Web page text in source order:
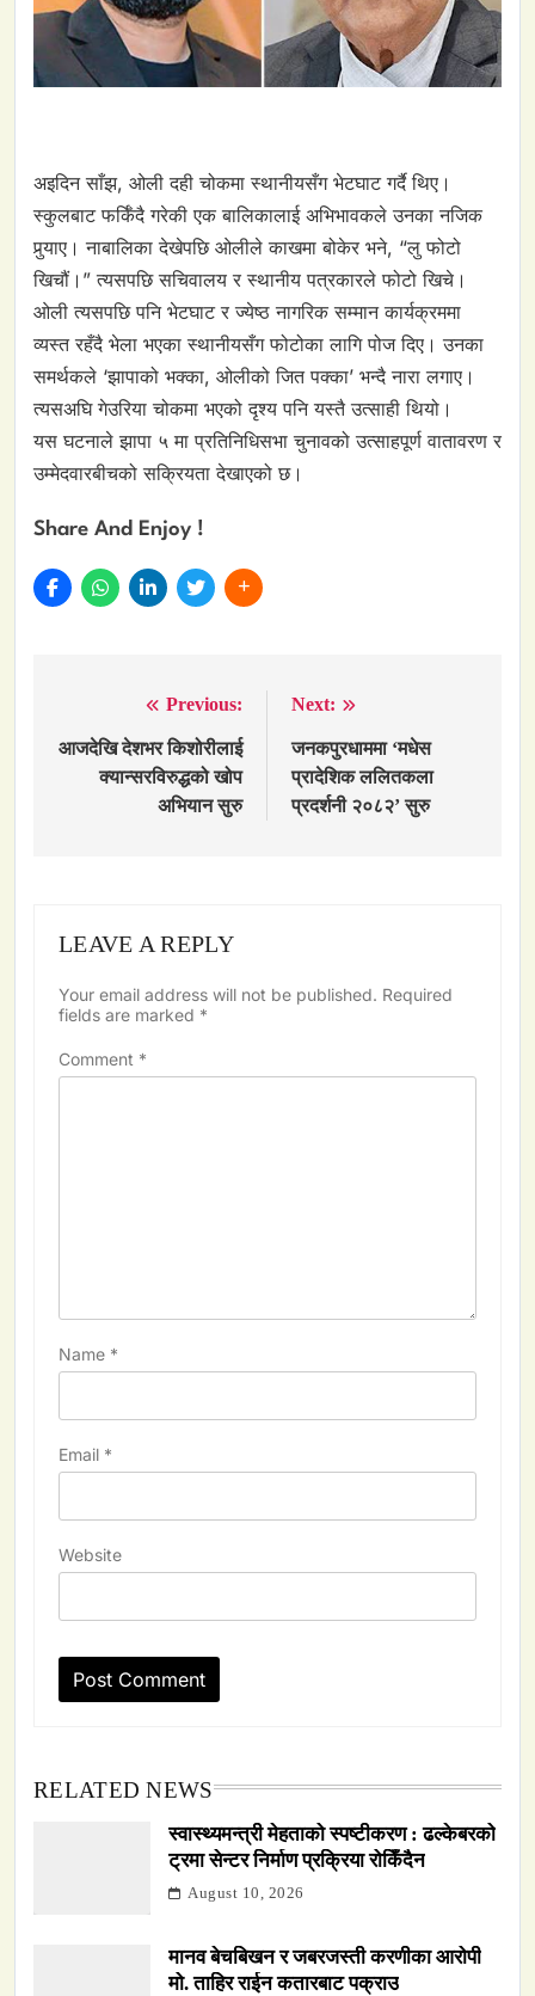
अइदिन साँझ, ओली दही चोकमा स्थानीयसँग भेटघाट गर्दै थिए।
स्कुलबाट फर्किँदै गरेकी एक बालिकालाई अभिभावकले उनका नजिक
पुर्‍याए। नाबालिका देखेपछि ओलीले काखमा बोकेर भने, “लु फोटो
खिचौं।” त्यसपछि सचिवालय र स्थानीय पत्रकारले फोटो खिचे।
ओली त्यसपछि पनि भेटघाट र ज्येष्ठ नागरिक सम्मान कार्यक्रममा
व्यस्त रहँदै भेला भएका स्थानीयसँग फोटोका लागि पोज दिए। उनका
समर्थकले ‘झापाको भक्का, ओलीको जित पक्का’ भन्दै नारा लगाए।
त्यसअघि गेउरिया चोकमा भएको दृश्य पनि यस्तै उत्साही थियो।
यस घटनाले झापा ५ मा प्रतिनिधिसभा चुनावको उत्साहपूर्ण वातावरण र
उम्मेदवारबीचको सक्रियता देखाएको छ।
Share And Enjoy !
navigation
Previous:
आजदेखि देशभर किशोरीलाई
क्यान्सरविरुद्धको खोप
अभियान सुरु
Next:
जनकपुरधाममा ‘मधेस
प्रादेशिक ललितकला
प्रदर्शनी २०८२’ सुरु
LEAVE A REPLY
Your email address will not be published. Required
fields are marked *
Comment *
Name *
Email *
Website
RELATED NEWS
स्वास्थ्यमन्त्री मेहताको स्पष्टीकरण : ढल्केबरको
ट्रमा सेन्टर निर्माण प्रक्रिया रोकिँदैन
August 10, 2026
मानव बेचबिखन र जबरजस्ती करणीका आरोपी
मो. ताहिर राईन कतारबाट पक्राउ